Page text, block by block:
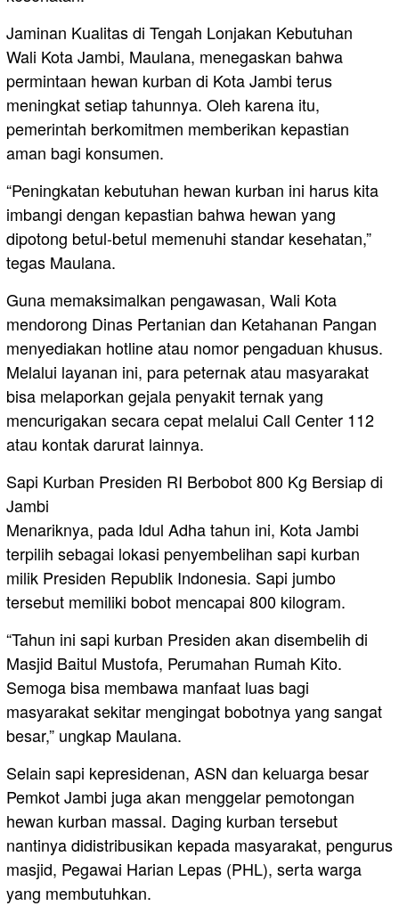
Jaminan Kualitas di Tengah Lonjakan Kebutuhan
Wali Kota Jambi, Maulana, menegaskan bahwa
permintaan hewan kurban di Kota Jambi terus
meningkat setiap tahunnya. Oleh karena itu,
pemerintah berkomitmen memberikan kepastian
aman bagi konsumen.
“Peningkatan kebutuhan hewan kurban ini harus kita
imbangi dengan kepastian bahwa hewan yang
dipotong betul-betul memenuhi standar kesehatan,”
tegas Maulana.
Guna memaksimalkan pengawasan, Wali Kota
mendorong Dinas Pertanian dan Ketahanan Pangan
menyediakan hotline atau nomor pengaduan khusus.
Melalui layanan ini, para peternak atau masyarakat
bisa melaporkan gejala penyakit ternak yang
mencurigakan secara cepat melalui Call Center 112
atau kontak darurat lainnya.
Sapi Kurban Presiden RI Berbobot 800 Kg Bersiap di
Jambi
Menariknya, pada Idul Adha tahun ini, Kota Jambi
terpilih sebagai lokasi penyembelihan sapi kurban
milik Presiden Republik Indonesia. Sapi jumbo
tersebut memiliki bobot mencapai 800 kilogram.
“Tahun ini sapi kurban Presiden akan disembelih di
Masjid Baitul Mustofa, Perumahan Rumah Kito.
Semoga bisa membawa manfaat luas bagi
masyarakat sekitar mengingat bobotnya yang sangat
besar,” ungkap Maulana.
Selain sapi kepresidenan, ASN dan keluarga besar
Pemkot Jambi juga akan menggelar pemotongan
hewan kurban massal. Daging kurban tersebut
nantinya didistribusikan kepada masyarakat, pengurus
masjid, Pegawai Harian Lepas (PHL), serta warga
yang membutuhkan.